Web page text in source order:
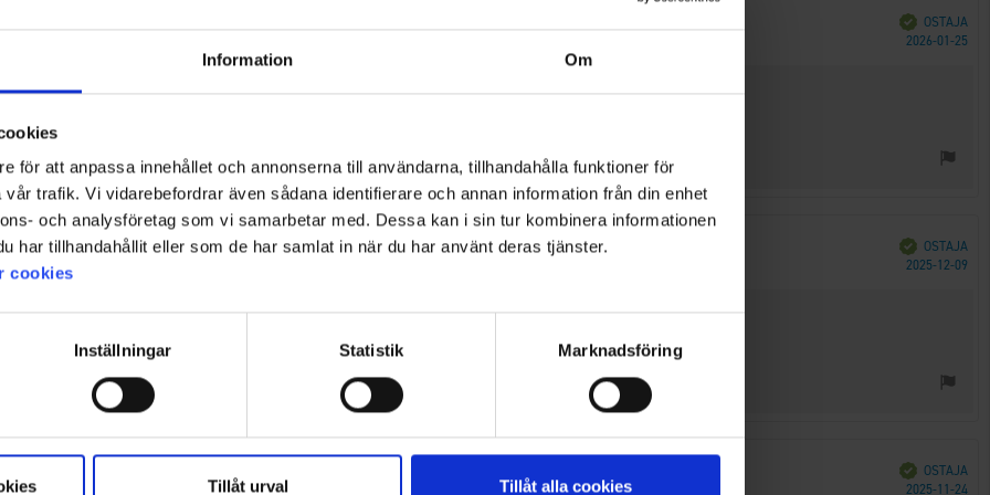
Information Om
för att anpassa innehållet och annonserna till användarna, tillhandahålla funktioner för
trafik. Vi vidarebefordrar även sådana identifierare och annan information från din enhet
och analysföretag som vi samarbetar med. Dessa kan i sin tur kombinera informationen
har tillhandahållit eller som de har samlat in när du har använt deras tjänster.
cookies
Inställningar Statistik Marknadsföring
Tillåt urval Tillåt alla cookies
Vahvistettu
OSTAJA
2026-01-25
Vahvistettu
OSTAJA
2025-12-09
Vahvistettu
OSTAJA
2025-11-24